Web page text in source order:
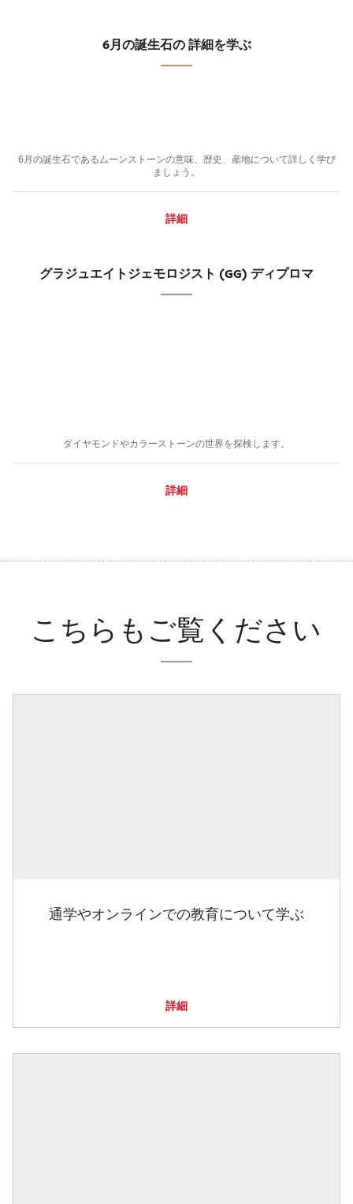
6月の誕生石の 詳細を学ぶ
6月の誕生石であるムーンストーンの意味、歴史、産地について詳しく学び
ましょう。
詳細
グラジュエイトジェモロジスト (GG) ディプロマ
ダイヤモンドやカラーストーンの世界を探検します。
詳細
こちらもご覧ください
通学やオンラインでの教育について学ぶ
詳細